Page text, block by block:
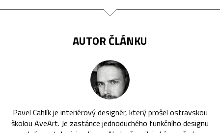
AUTOR ČLÁNKU
Pavel Cahlík je interiérový designér, který prošel ostravskou
školou AveArt. Je zastánce jednoduchého funkčního designu